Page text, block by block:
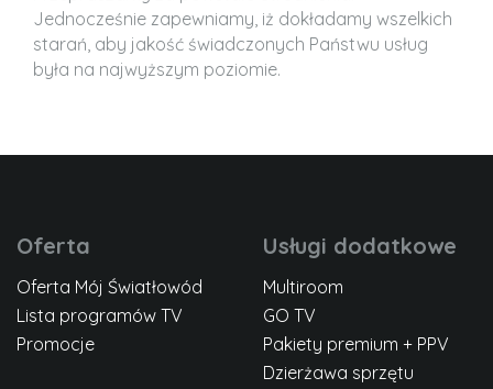
Jednocześnie zapewniamy, iż dokładamy wszelkich
starań, aby jakość świadczonych Państwu usług
była na najwyższym poziomie.
Oferta
Oferta Mój Światłowód
Lista programów TV
Promocje
Usługi dodatkowe
Multiroom
GO TV
Pakiety premium + PPV
Dzierżawa sprzętu